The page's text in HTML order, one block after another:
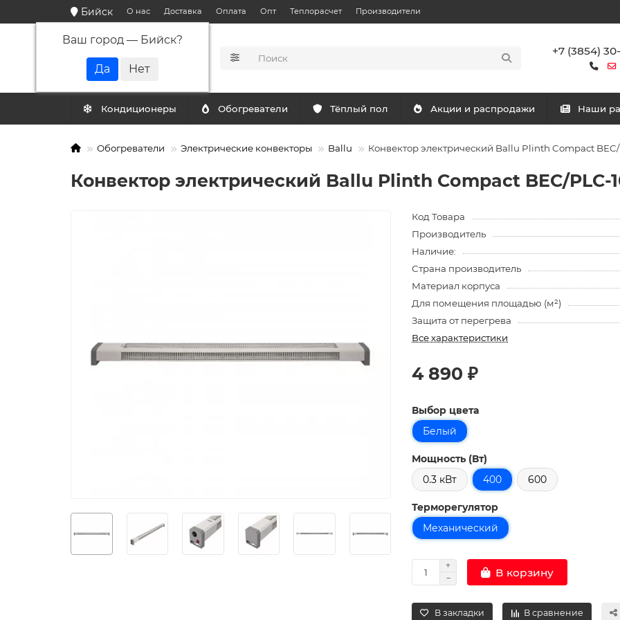
Бийск
Ваш город — Бийск?
О нас Доставка Оплата Опт Теплорасчет Производители
+7 (3854)
Кондиционеры Обогреватели Тёплый пол Акции и распродажи Наши
Обогреватели Электрические конвекторы Ballu Конвектор электрический Ballu Plinth Compact
Конвектор электрический Ballu Plinth Compact BEC/PLC-
Код Товара
Производитель
Наличие:
Страна производитель
Материал корпуса
Для помещения площадью (м²)
Защита от перегрева
Все характеристики
4 890 ₽
Выбор цвета
Белый
Мощность (Вт)
0.3 кВт
400 600
Терморегулятор
Механический
В корзину
В закладки В сравнение